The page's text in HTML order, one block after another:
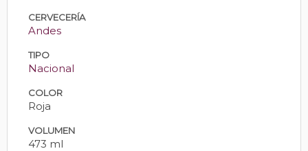
CERVECERÍA
Andes
TIPO
Nacional
COLOR
Roja
VOLUMEN
473 ml